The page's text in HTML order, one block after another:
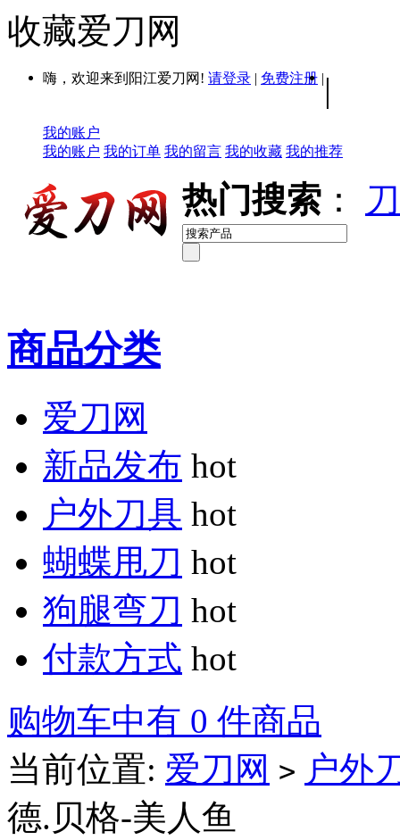
收藏爱刀网
嗨，欢迎来到阳江爱刀网! 请登录 | 免费注册 | |
我的账户
我的账户 我的订单 我的留言 我的收藏 我的推荐
热门搜索 ：
商品分类
爱刀网
新品发布 hot
户外刀具 hot
蝴蝶甩刀 hot
狗腿弯刀 hot
付款方式 hot
购物车中有 0 件商品
当前位置: 爱刀网 > 户外
德.贝格-美人鱼